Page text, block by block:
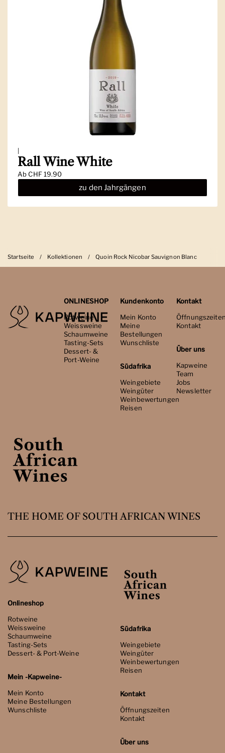
Rall Wine White
AbCHF 19.90
zu den Jahrgängen
Startseite / Kollektionen / Quoin Rock Nicobar Sauvignon Blanc
ONLINESHOP
Rotweine
Weissweine
Schaumweine
Tasting-Sets
Dessert- &
Port-Weine
Kundenkonto
Mein Konto
Meine
Bestellungen
Wunschliste
Südafrika
Weingebiete
Weingüter
Weinbewertungen
Reisen
Kontakt
Kontakt
Über uns
Kapweine
Team
Jobs
Newsletter
THE HOME OF SOUTH AFRICAN WINES
Onlineshop
Rotweine
Weissweine
Schaumweine
Tasting-Sets
Dessert- & Port-Weine
Mein -Kapweine-
Mein Konto
Meine Bestellungen
Wunschliste
Südafrika
Weingebiete
Weingüter
Weinbewertungen
Reisen
Kontakt
Öffnungszeiten
Kontakt
Über uns